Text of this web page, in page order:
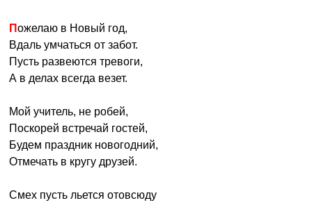
Пожелаю в Новый год,
Вдаль умчаться от забот.
Пусть развеются тревоги,
А в делах всегда везет.
Мой учитель, не робей,
Поскорей встречай гостей,
Будем праздник новогодний,
Отмечать в кругу друзей.
Смех пусть льется отовсюду